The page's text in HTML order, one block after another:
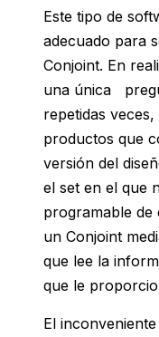
Este tipo de
adecuado para
Conjoint. En
una única
repetidas
productos que
versión del
el set en el que
programable de
un Conjoint
que lee la
que le
El